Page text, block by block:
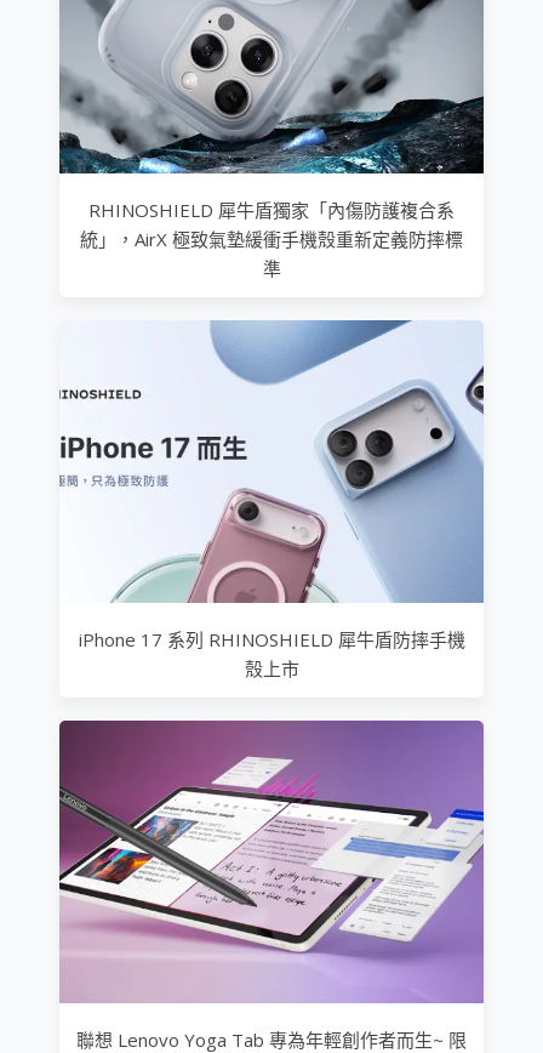
RHINOSHIELD 犀牛盾獨家「內傷防護複合系
統」，AirX 極致氣墊緩衝手機殼重新定義防摔標
準
iPhone 17 系列 RHINOSHIELD 犀牛盾防摔手機
殼上市
聯想 Lenovo Yoga Tab 專為年輕創作者而生~ 限